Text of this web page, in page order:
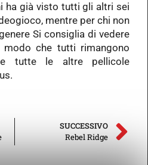
ha già visto tutti gli altri sei
mentre per chi non
Si consiglia di vedere
che tutti rimangono
tutte le altre pellicole
SUCCESSIVO
Rebel Ridge